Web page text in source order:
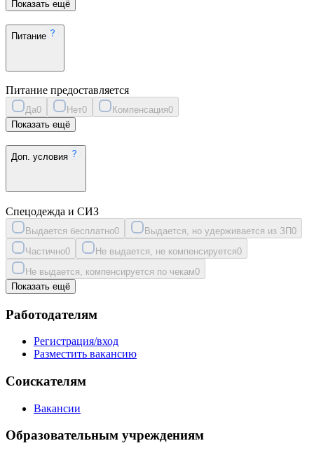
Показать ещё
Питание
Питание предоставляется
Да0 Нет0 Компенсация0
Показать ещё
Доп. условия
Спецодежда и СИЗ
Выдается бесплатно0 Выдается, но удерживается из ЗП0
Частично0 Не выдается, не компенсируется0
Не выдается, компенсируется по чекам0
Показать ещё
Работодателям
Регистрация/вход
Разместить вакансию
Соискателям
Вакансии
Образовательным учреждениям